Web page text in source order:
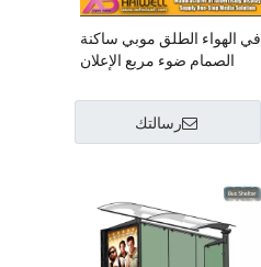
في الهواء الطلق موبي ساكنة
الصمام ضوء مربع الإعلان
رسالتك